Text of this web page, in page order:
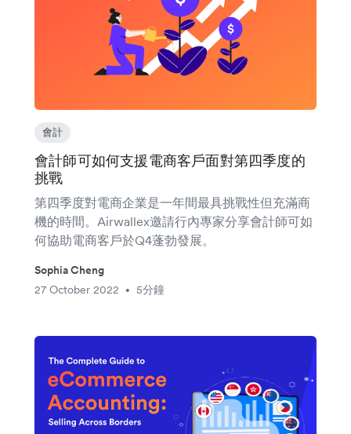
會計
會計師可如何支援電商客戶面對第四季度的
挑戰
第四季度對電商企業是一年間最具挑戰性但充滿商
機的時間。Airwallex邀請行內專家分享會計師可如
何協助電商客戶於Q4蓬勃發展。
Sophia Cheng
27 October 2022
• 5分鐘